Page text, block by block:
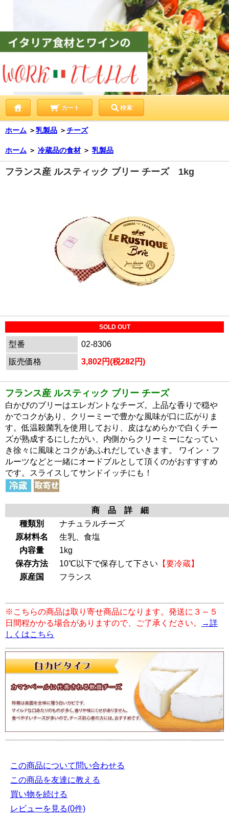
カート 検索
ホーム ＞乳製品 ＞チーズ
ホーム ＞ 冷蔵品の食材 ＞ 乳製品
フランス産 ルスティック ブリー チーズ 1kg
SOLD OUT
型番
02-8306
販売価格
3,802円(税282円)
フランス産 ルスティック ブリー チーズ
白かびのブリーはエレガントなチーズ。上品な香りで穏や
かでコクがあり、クリーミーで豊かな風味が口に広がりま
す。低温殺菌乳を使用しており、皮はなめらかで白くチー
ズが熟成するにしたがい、内側からクリーミーになってい
き徐々に風味とコクがあふれだしていきます。 ワイン・フ
ルーツなどと一緒にオードブルとして頂くのがおすすすめ
です。スライスしてサンドイッチにも！
商 品 詳 細
種類別
ナチュラルチーズ
原材料名
生乳、食塩
内容量
1kg
保存方法
10℃以下で保存して下さい 【要冷蔵】
原産国
フランス
※こちらの商品は取り寄せ商品になります。発送に３～５
日間程かかる場合がありますので、ご了承ください。
→詳
しくはこちら
この商品について問い合わせる
この商品を友達に教える
買い物を続ける
レビューを見る(0件)